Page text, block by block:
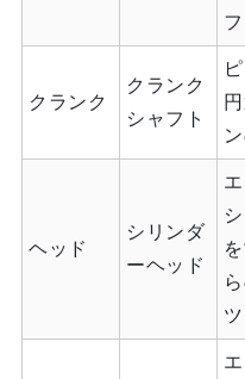
クランク
クランク
シャフト
ヘッド
シリンダ
ーヘッド
ツ